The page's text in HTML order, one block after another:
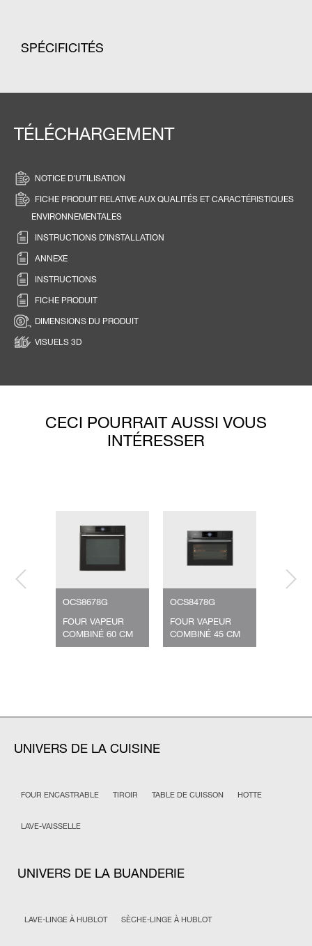
SPÉCIFICITÉS
TÉLÉCHARGEMENT
NOTICE D'UTILISATION
FICHE PRODUIT RELATIVE AUX QUALITÉS ET CARACTÉRISTIQUES
ENVIRONNEMENTALES
INSTRUCTIONS D’INSTALLATION
ANNEXE
INSTRUCTIONS
FICHE PRODUIT
DIMENSIONS DU PRODUIT
VISUELS 3D
CECI POURRAIT AUSSI VOUS
INTÉRESSER
OCS8678G
FOUR VAPEUR
COMBINÉ 60 CM
OCS8478G
FOUR VAPEUR
COMBINÉ 45 CM
UNIVERS DE LA CUISINE
FOUR ENCASTRABLE TIROIR TABLE DE CUISSON HOTTE
LAVE-VAISSELLE
UNIVERS DE LA BUANDERIE
LAVE-LINGE À HUBLOT SÈCHE-LINGE À HUBLOT